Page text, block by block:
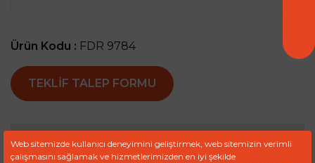
Ürün Kodu : FDR 9784
TEKLIF TALEP FORMU
Ref Marka Model Motor
Web sitemizde kullanıcı deneyimini geliştirmek, web sitemizin verimli
çalışmasını sağlamak ve hizmetlerimizden en iyi şekilde